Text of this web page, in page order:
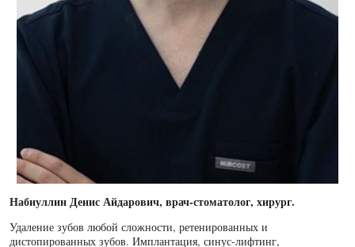
Набиуллин Денис Айдарович, врач-стоматолог, хирург.
Удаление зубов любой сложности, ретенированных и
дистопированных зубов. Имплантация, синус-лифтинг,